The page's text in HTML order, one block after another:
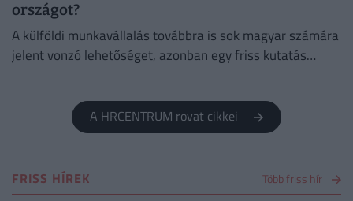
országot?
A külföldi munkavállalás továbbra is sok magyar számára
jelent vonzó lehetőséget, azonban egy friss kutatás
A HRCENTRUM rovat cikkei
FRISS HÍREK Több friss hír